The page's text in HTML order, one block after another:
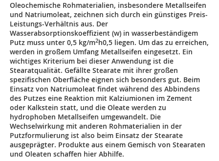
Oleochemische Roh­materialien, insbesondere Metallseifen
und Natriumoleat, zeichnen sich durch ein günstiges Preis-
Leistungs-Verhältnis aus. Der
Wasserabsorptionskoeffizient (w) in wasserbeständigem
Putz muss unter 0,5 kg/m2h0,5 liegen. Um das zu erreichen,
werden in großem Umfang Metallseifen eingesetzt. Ein
wichtiges ­Kriterium bei dieser Anwendung ist die
Stearatqualität. Gefällte Stearate mit ihrer großen
spezifischen Oberfläche eignen sich besonders gut. Beim
Einsatz von Natriumoleat findet während des Abbindens
des Putzes eine Reaktion mit Kalziumionen im Zement
oder Kalkstein statt, und die Oleate werden zu
hydrophoben Metallseifen umgewandelt. Die
Wechselwirkung mit anderen Rohmaterialien in der
Putzformulierung ist also beim Einsatz der Stearate
ausgeprägter. Produkte aus einem Gemisch von Stearaten
und Ole­aten schaffen hier Abhilfe.